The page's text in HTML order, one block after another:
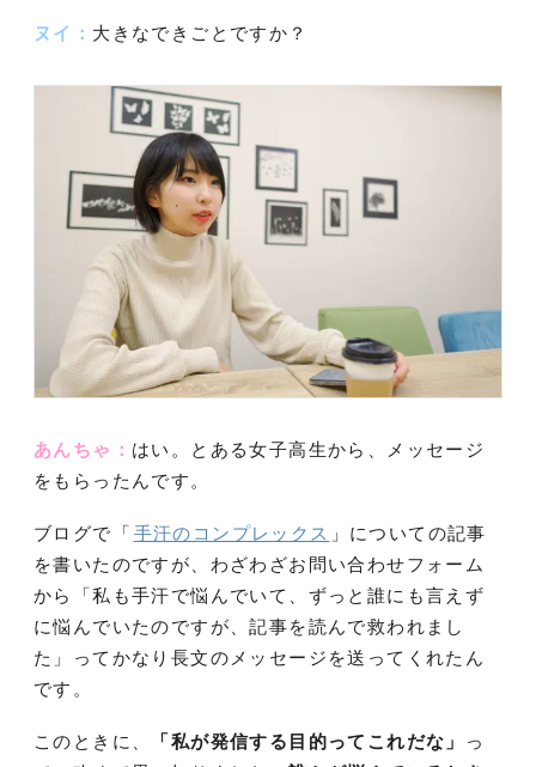
ヌイ： 大きなできごとですか？
あんちゃ： はい。とある女子高生から、メッセージ
をもらったんです。
ブログで「 手汗のコンプレックス 」についての記事
を書いたのですが、わざわざお問い合わせフォーム
から「私も手汗で悩んでいて、ずっと誰にも言えず
に悩んでいたのですが、記事を読んで救われまし
た」ってかなり長文のメッセージを送ってくれたん
です。
このときに、 「私が発信する目的ってこれだな」
っ